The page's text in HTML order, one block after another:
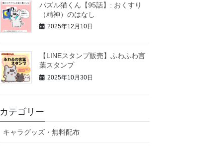
パズル猫くん【95話】: おくすり
（精神）のはなし
2025年12月10日
【LINEスタンプ販売】ふわふわ言
葉スタンプ
2025年10月30日
カテゴリー
キャラグッズ・無料配布